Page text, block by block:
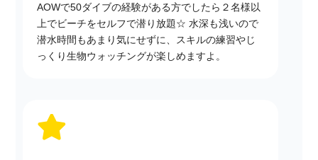
AOWで50ダイブの経験がある方でしたら２名様以
上でビーチをセルフで潜り放題☆ 水深も浅いので
潜水時間もあまり気にせずに、スキルの練習やじ
っくり生物ウォッチングが楽しめますよ。
